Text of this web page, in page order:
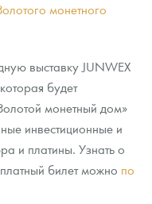
монетного
выставку JUNWEX
будет
монетный дом»
инвестиционные и
и платины. Узнать о
билет можно по